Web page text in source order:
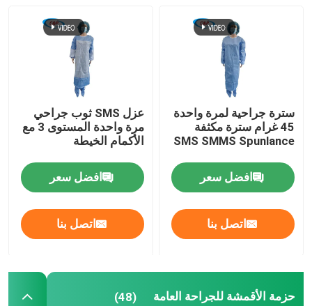
حولنا
أخبار
سترة جراحية لمرة واحدة
45 غرام سترة مكثفة
SMS SMMS Spunlance
افضل سعر
اتصل بنا
عزل SMS ثوب جراحي
مرة واحدة المستوى 3 مع
الأكمام الخيطة
افضل سعر
اتصل بنا
حزمة الأقمشة للجراحة العامة (48)